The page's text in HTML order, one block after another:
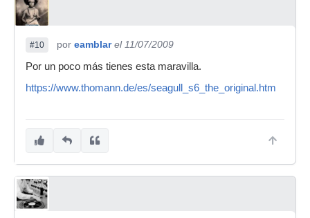
#10 por eamblar el 11/07/2009
Por un poco más tienes esta maravilla.
https://www.thomann.de/es/seagull_s6_the_original.htm